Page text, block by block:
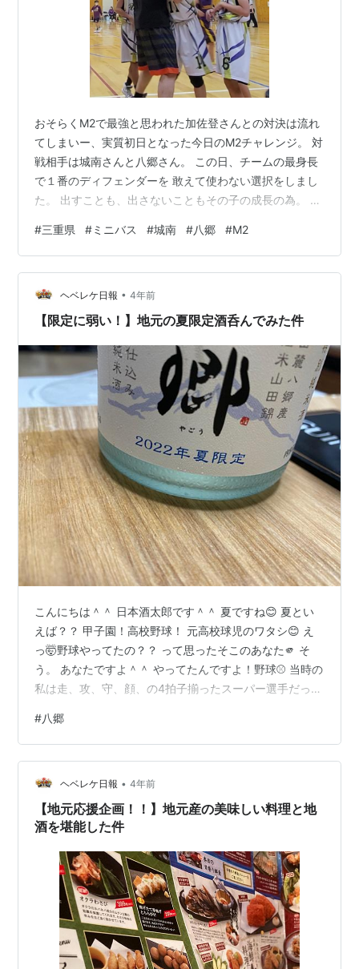
おそらくM2で最強と思われた加佐登さんとの対決は流れ
てしまいー、実質初日となった今日のM2チャレンジ。 対
戦相手は城南さんと八郷さん。 この日、チームの最身長
で１番のディフェンダーを 敢えて使わない選択をしまし
た。 出すことも、出さないこともその子の成長の為。 バ
して欲しい。 が！やはり出さない判断はリスクを伴う。
意味、声かけ、導き、責任、、、 色んな言葉が頭をグル
グル回りますが、こういう選択は絶対に間違えたくな
い。 試合は、その彼の代わりに頑張らなければいけない
副キャプテンの動きがまたもや悪い。 半年いい続けたこ
#三重県 #ミニバス #城南 #八郷 #M2
ヘベレケ日報 • 4年前
【限定に弱い！】地元の夏限定酒呑んでみた件
こんにちは＾＾ 日本酒太郎です＾＾ 夏ですね😊 夏とい
えば？？ 甲子園！高校野球！ 元高校球児のワタシ😊 え
っ🤯野球やってたの？？ って思ったそこのあなた🫵 そ
う。 あなたですよ＾＾ やってたんですよ！野球⚾️ 当時の
私は走、攻、守、顔、の4拍子揃ったスーパー選手だった
あっ、話が大谷翔平選手のスライダーくらい曲がってし
まいました（ ; ; ） 失礼致しました。 この時期高校野球
観てましたら選手の名前でるじゃないですか！攻撃の時
とか。 4番の誰々〜、みたいな。 そこに合わせてその選
手の好きな言葉が出てくるんですよ！ んで、それ見てる
と面白いの…
#八郷
ヘベレケ日報 • 4年前
【地元応援企画！！】地元産の美味しい料理と地
酒を堪能した件